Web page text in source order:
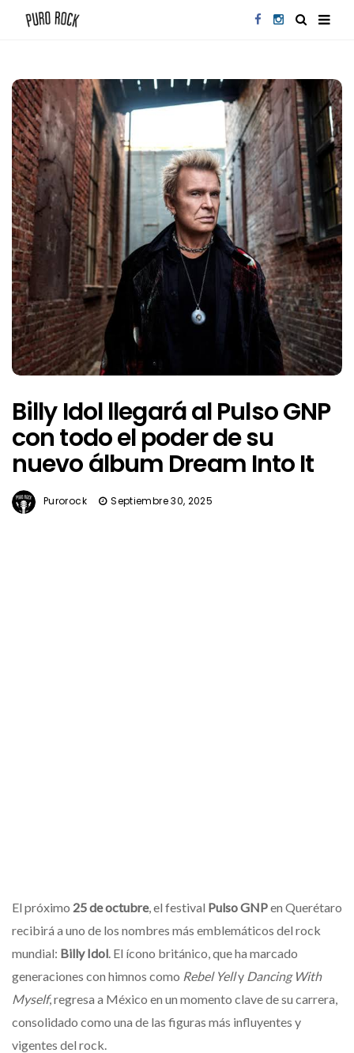
Billy Idol llegará al Pulso GNP
con todo el poder de su
nuevo álbum Dream Into It
Purorock Septiembre 30, 2025
El próximo 25 de octubre, el festival Pulso GNPen Querétaro
recibirá a uno de los nombres más emblemáticos del rock
mundial: Billy Idol. El ícono británico, que ha marcado
generaciones con himnos como Rebel Yelly Dancing With
Myself, regresa a México en un momento clave de su carrera,
consolidado como una de las figuras más influyentes y
vigentes del rock.